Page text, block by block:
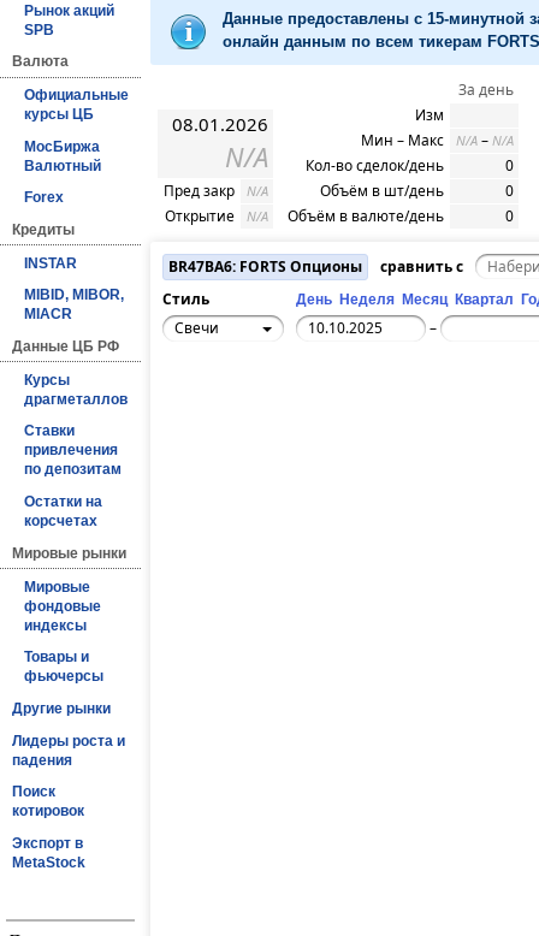
Рынок акций
SPB
Валюта
Официальные
курсы ЦБ
МосБиржа
Валютный
Forex
Кредиты
INSTAR
MIBID, MIBOR,
MIACR
Данные ЦБ РФ
Курсы
драгметаллов
Ставки
привлечения
по депозитам
Остатки на
корсчетах
Мировые рынки
Мировые
фондовые
индексы
Товары и
фьючерсы
Другие рынки
Лидеры роста и
падения
Поиск
котировок
Экспорт в
MetaStock
Данные предоставлены с 15-минутной
онлайн данным по всем тикерам
08.01.2026
N/A
Пред закр N/A
Открытие N/A
За день
Изм
Мин – Макс
N/A – N/A
Кол-во сделок/день
0
Объём в шт/день
0
Объём в валюте/день
0
BR47BA6: FORTS Опционы
сравнить с
Стиль
День Неделя Месяц Квартал
Свечи –